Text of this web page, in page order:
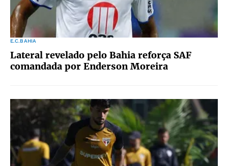
E.C.BAHIA
Lateral revelado pelo Bahia reforça SAF
comandada por Enderson Moreira